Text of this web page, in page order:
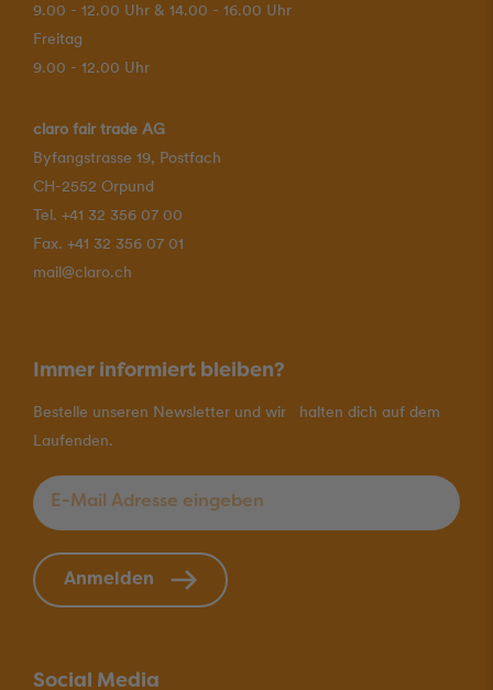
9.00 - 12.00 Uhr & 14.00 - 16.00 Uhr
Freitag
9.00 - 12.00 Uhr
claro fair trade AG
Byfangstrasse 19, Postfach
CH-2552 Orpund
Tel. +41 32 356 07 00
Fax. +41 32 356 07 01
mail@claro.ch
Immer informiert bleiben?
Bestelle unseren Newsletter und wir halten dich auf dem
Laufenden.
E-Mail Adresse eingeben
Anmelden
Social Media